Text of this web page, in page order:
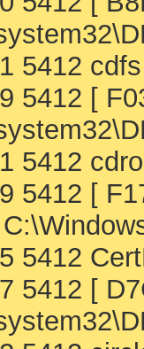
5412
5412 [
5412
5412 [
5412
5412 [